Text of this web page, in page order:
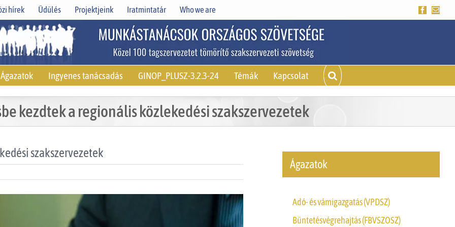
hírek Üdülés Projektjeink Iratmintatár Who we are Facebook
Ágazatok Ingyenes tanácsadás GINOP_PLUSZ-3.2.3-24 Témák Kapcsolat
kezdtek a regionális közlekedési szakszervezetek
szakszervezetek
Ágazatok
Adó- és vámigazgatás (VPDSZ)
Büntetésvégrehajtás (FBVSZOSZ)